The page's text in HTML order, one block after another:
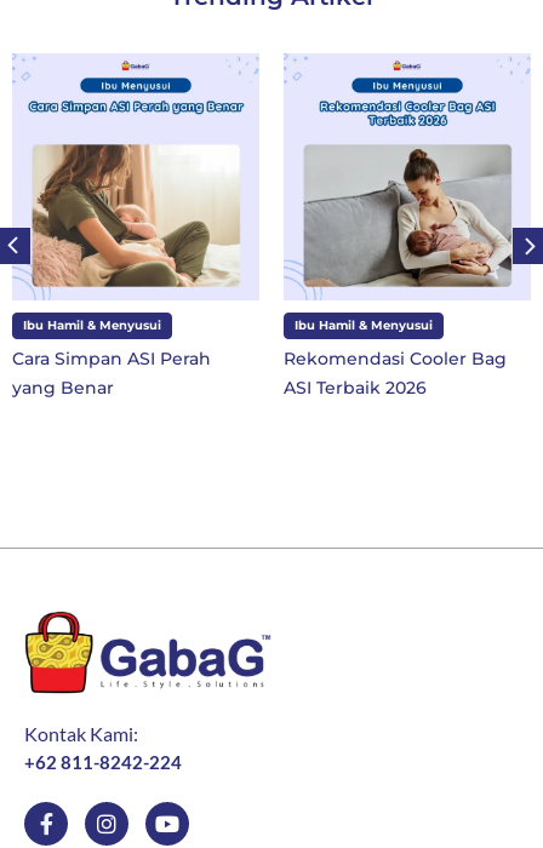
Ibu Hamil & Menyusui
Rekomendasi Cooler Bag
ASI Terbaik 2026
Ibu dan Anak
10 Perlengkapan Sekolah
SD Kelas 1 di Tahun Ajaran
Kontak Kami:
+62 811-8242-224
F
a
I
n
Y
o